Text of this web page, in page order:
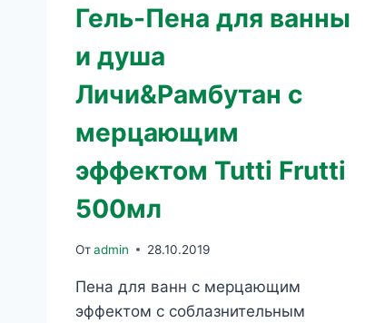
Гель-Пена для ванны
и душа
Личи&Рамбутан с
мерцающим
эффектом Tutti Frutti
500мл
Отadmin 28.10.2019
Пена для ванн с мерцающим
эффектом с соблазнительным